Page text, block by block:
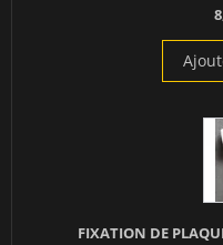
FIXATION DE